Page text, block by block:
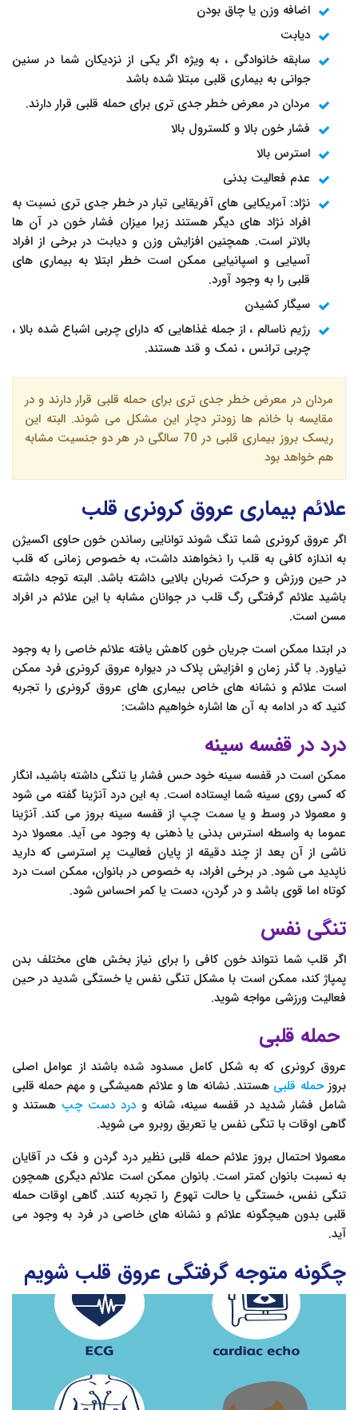
اضافه وزن یا چاق بودن
دیابت
سابقه خانوادگی ، به ویژه اگر یکی از نزدیکان شما در سنین
جوانی به بیماری قلبی مبتلا شده باشد
مردان در معرض خطر جدی تری برای حمله قلبی قرار دارند.
فشار خون بالا و کلسترول بالا
استرس بالا
عدم فعالیت بدنی
نژاد: آمریکایی های آفریقایی تبار در خطر جدی تری نسبت به
افراد نژاد های دیگر هستند زیرا میزان فشار خون در آن ها
بالاتر است. همچنین افزایش وزن و دیابت در برخی از افراد
آسیایی و اسپانیایی ممکن است خطر ابتلا به بیماری های
قلبی را به وجود آورد.
سیگار کشیدن
رژیم ناسالم ، از جمله غذاهایی که دارای چربی اشباع شده بالا ،
چربی ترانس ، نمک و قند هستند.
مردان در معرض خطر جدی تری برای حمله قلبی قرار دارند و در
مقایسه با خانم ها زودتر دچار این مشکل می شوند. البته این
ریسک بروز بیماری قلبی در 70 سالگی در هر دو جنسیت مشابه
هم خواهد بود
علائم بیماری عروق کرونری قلب
اگر عروق کرونری شما تنگ شوند توانایی رساندن خون حاوی اکسیژن
به اندازه کافی به قلب را نخواهند داشت، به خصوص زمانی که قلب
در حین ورزش و حرکت ضربان بالایی داشته باشد. البته توجه داشته
باشید علائم گرفتگی رگ قلب در جوانان مشابه با این علائم در افراد
مسن است.
در ابتدا ممکن است جریان خون کاهش یافته علائم خاصی را به وجود
نیاورد. با گذر زمان و افزایش پلاک در دیواره عروق کرونری فرد ممکن
است علائم و نشانه های خاص بیماری های عروق کرونری را تجربه
کنید که در ادامه به آن ها اشاره خواهیم داشت:
درد در قفسه سینه
ممکن است در قفسه سینه خود حس فشار یا تنگی داشته باشید، انگار
که کسی روی سینه شما ایستاده است. به این درد آنژینا گفته می شود
و معمولا در وسط و یا سمت چپ از قفسه سینه بروز می کند. آنژینا
عموما به واسطه استرس بدنی یا ذهنی به وجود می آید. معمولا درد
ناشی از آن بعد از چند دقیقه از پایان فعالیت پر استرسی که دارید
ناپدید می شود. در برخی افراد، به خصوص در بانوان، ممکن است درد
کوتاه اما قوی باشد و در گردن، دست یا کمر احساس شود.
تنگی نفس
اگر قلب شما نتواند خون کافی را برای نیاز بخش های مختلف بدن
پمپاژ کند، ممکن است با مشکل تنگی نفس یا خستگی شدید در حین
فعالیت ورزشی مواجه شوید.
حمله قلبی
عروق کرونری که به شکل کامل مسدود شده باشند از عوامل اصلی
بروزحمله قلبی هستند. نشانه ها و علائم همیشگی و مهم حمله قلبی
شامل فشار شدید در قفسه سینه، شانه و درد دست چپ هستند و
گاهی اوقات با تنگی نفس یا تعریق روبرو می شوید.
معمولا احتمال بروز علائم حمله قلبی نظیر درد گردن و فک در آقایان
به نسبت بانوان کمتر است. بانوان ممکن است علائم دیگری همچون
تنگی نفس، خستگی یا حالت تهوع را تجربه کنند. گاهی اوقات حمله
قلبی بدون هیچگونه علائم و نشانه های خاصی در فرد به وجود می
آید.
چگونه متوجه گرفتگی عروق قلب شویم